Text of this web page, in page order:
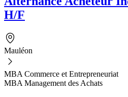
H/F
Mauléon
MBA Commerce et Entrepreneuriat
MBA Management des Achats